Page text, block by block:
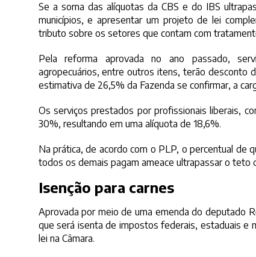
Se a soma das alíquotas da CBS e do IBS
municípios, e apresentar um projeto de lei
tributo sobre os setores que contam com
Pela reforma aprovada no ano passado,
agropecuários, entre outros itens, terão desconto
estimativa de 26,5% da Fazenda se confirmar, a
Os serviços prestados por profissionais liberais,
30%, resultando em uma alíquota de 18,6%.
Na prática, de acordo com o PLP, o percentual de
todos os demais pagam ameace ultrapassar o teto
Isenção para carnes
Aprovada por meio de uma emenda do deputado
que será isenta de impostos federais, estaduais e
lei na Câmara.